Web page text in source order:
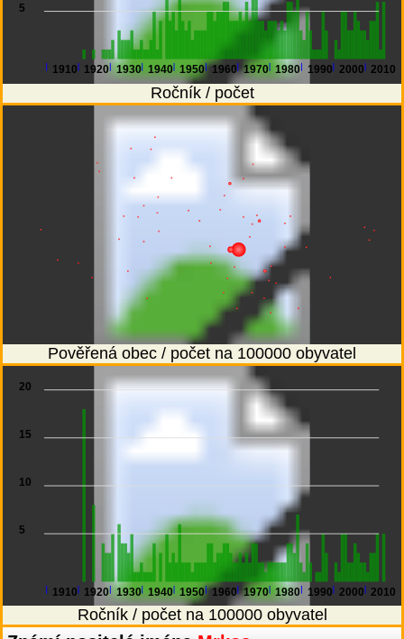
1910 1920 1930 1940 1950 1960 1970 1980 1990 2000 2010
5
Ročník / počet
Pověřená obec / počet na 100000 obyvatel
1910 1920 1930 1940 1950 1960 1970 1980 1990 2000 2010
5
10
15
20
Ročník / počet na 100000 obyvatel